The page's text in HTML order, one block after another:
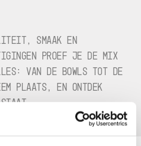
SMAAK EN
PROEF JE DE MIX
VAN DE BOWLS TOT DE
PLAATS, EN ONTDEK
STAAT.